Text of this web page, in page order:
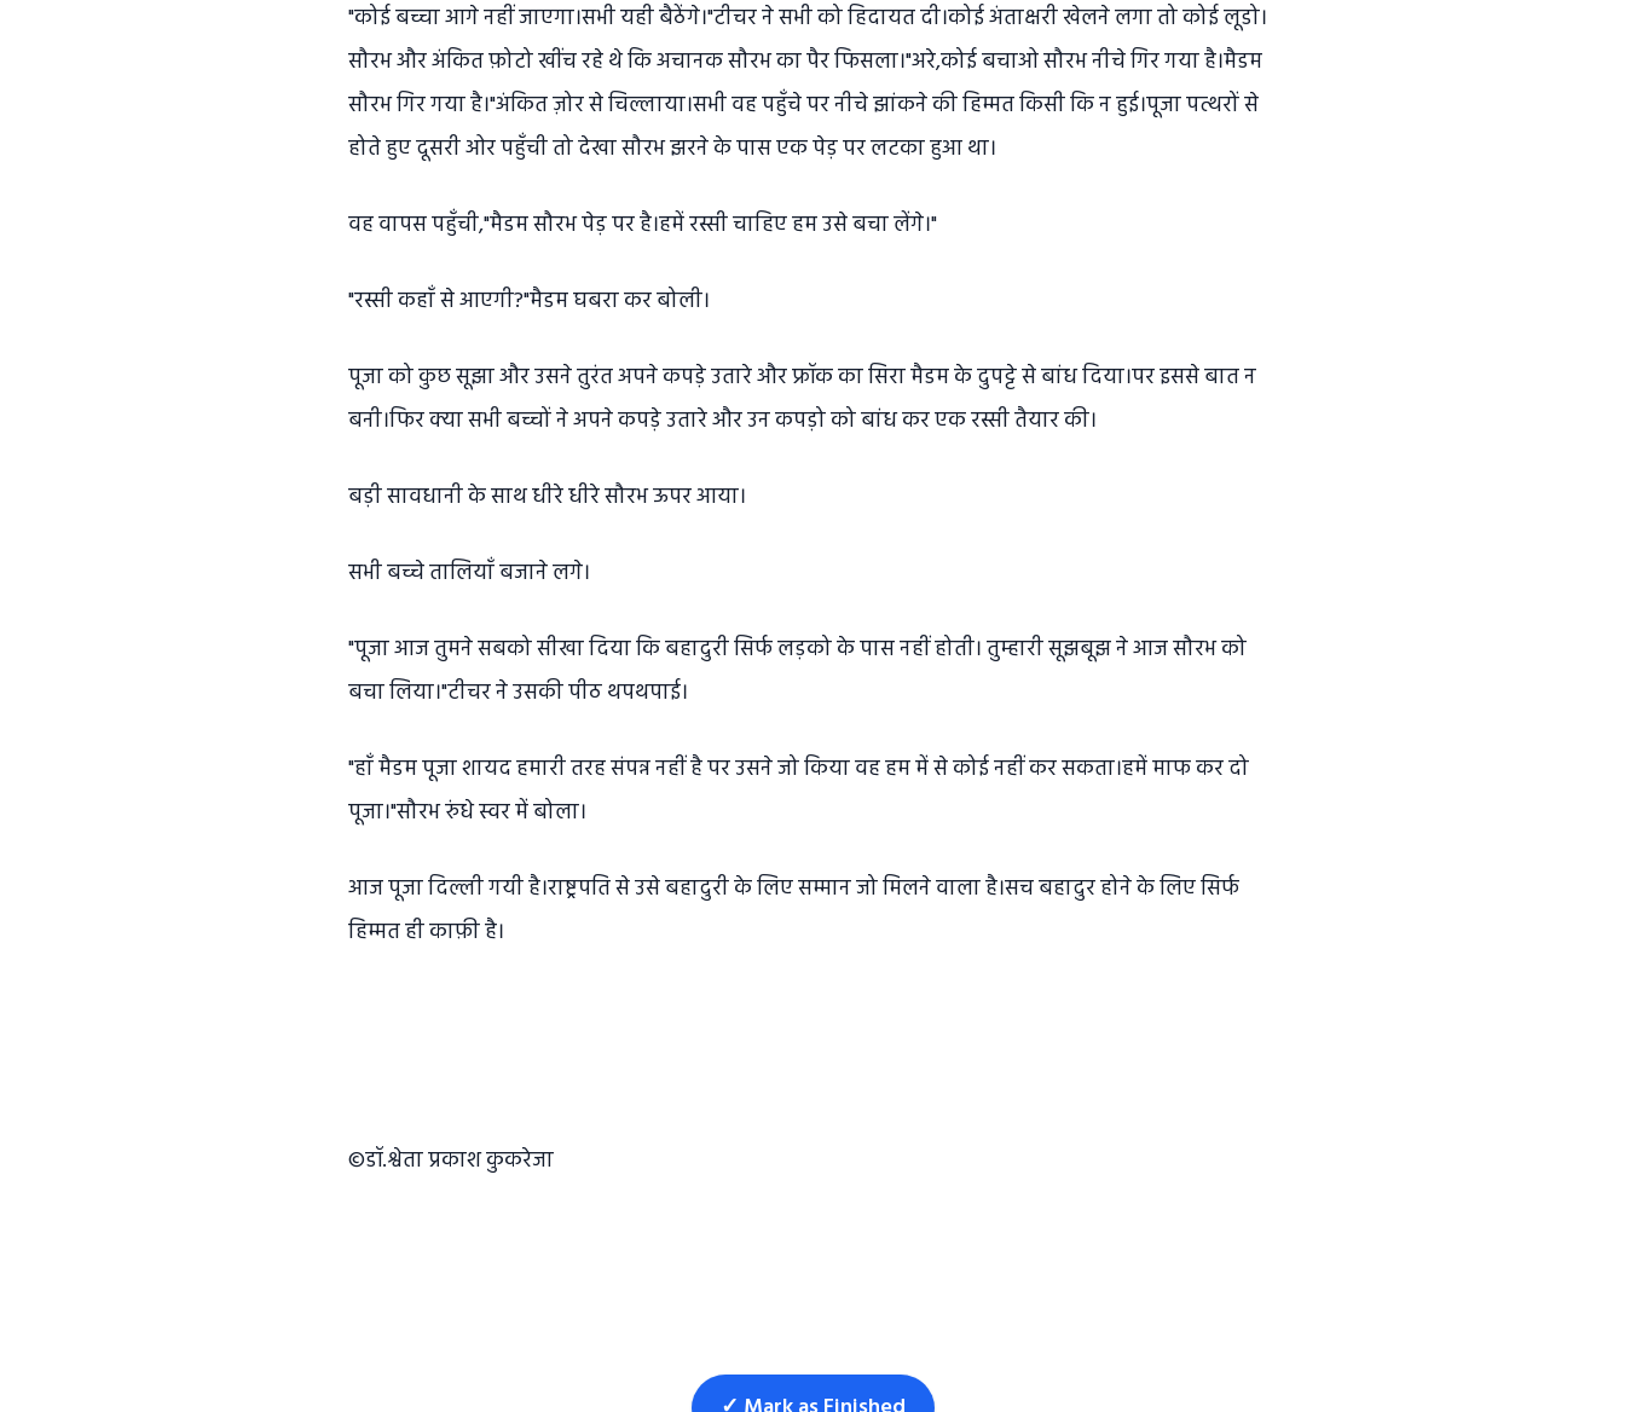
"कोई बच्चा आगे नहीं जाएगा।सभी यही बैठेंगे।"टीचर ने सभी को हिदायत दी।कोई अंताक्षरी खेलने लगा तो कोई लूडो।
सौरभ और अंकित फ़ोटो खींच रहे थे कि अचानक सौरभ का पैर फिसला।"अरे,कोई बचाओ सौरभ नीचे गिर गया है।मैडम
सौरभ गिर गया है।"अंकित ज़ोर से चिल्लाया।सभी वह पहुँचे पर नीचे झांकने की हिम्मत किसी कि न हुई।पूजा पत्थरों से
होते हुए दूसरी ओर पहुँची तो देखा सौरभ झरने के पास एक पेड़ पर लटका हुआ था।
वह वापस पहुँची,"मैडम सौरभ पेड़ पर है।हमें रस्सी चाहिए हम उसे बचा लेंगे।"
"रस्सी कहाँ से आएगी?"मैडम घबरा कर बोली।
पूजा को कुछ सूझा और उसने तुरंत अपने कपड़े उतारे और फ्रॉक का सिरा मैडम के दुपट्टे से बांध दिया।पर इससे बात न
बनी।फिर क्या सभी बच्चों ने अपने कपड़े उतारे और उन कपड़ो को बांध कर एक रस्सी तैयार की।
बड़ी सावधानी के साथ धीरे धीरे सौरभ ऊपर आया।
सभी बच्चे तालियाँ बजाने लगे।
"पूजा आज तुमने सबको सीखा दिया कि बहादुरी सिर्फ लड़को के पास नहीं होती। तुम्हारी सूझबूझ ने आज सौरभ को
बचा लिया।"टीचर ने उसकी पीठ थपथपाई।
"हाँ मैडम पूजा शायद हमारी तरह संपन्न नहीं है पर उसने जो किया वह हम में से कोई नहीं कर सकता।हमें माफ कर दो
पूजा।"सौरभ रुंधे स्वर में बोला।
आज पूजा दिल्ली गयी है।राष्ट्रपति से उसे बहादुरी के लिए सम्मान जो मिलने वाला है।सच बहादुर होने के लिए सिर्फ
हिम्मत ही काफ़ी है।
©डॉ.श्वेता प्रकाश कुकरेजा